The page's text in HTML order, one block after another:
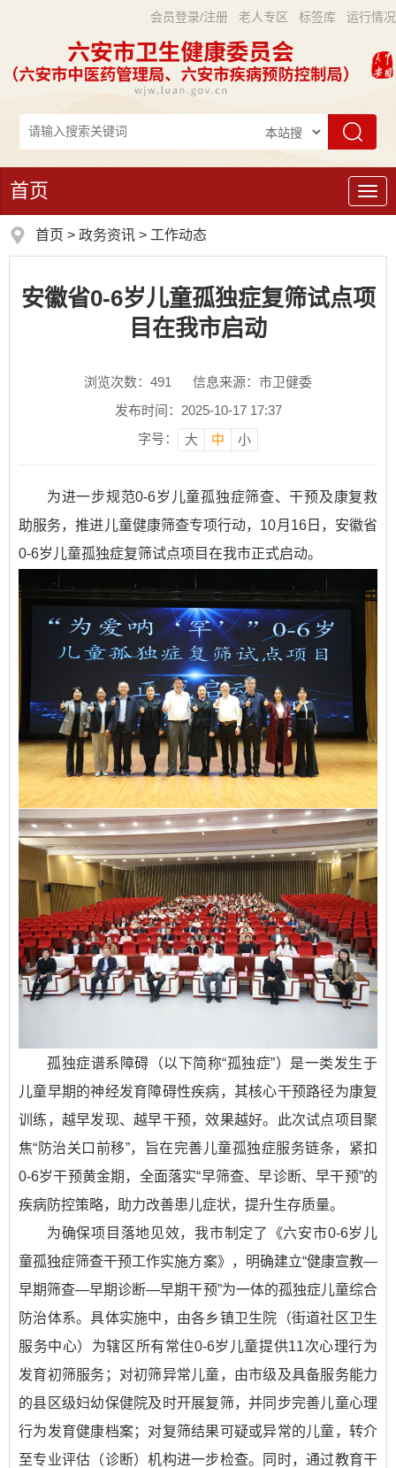
会员登录/注册 老人专区 标签库 运行情况
导
首页
首页 > 政务资讯 > 工作动态
安徽省0-6岁儿童孤独症复筛试点项
目在我市启动
浏览次数： 491
信息来源：市卫健委
发布时间：2025-10-17 17:37
字号：
大 中 小
为进一步规范0-6岁儿童孤独症筛查、干预及康复救
助服务，推进儿童健康筛查专项行动，10月16日，安徽省
0-6岁儿童孤独症复筛试点项目在我市正式启动。
孤独症谱系障碍（以下简称“孤独症”）是一类发生于
儿童早期的神经发育障碍性疾病，其核心干预路径为康复
训练，越早发现、越早干预，效果越好。此次试点项目聚
焦“防治关口前移”，旨在完善儿童孤独症服务链条，紧扣
0-6岁干预黄金期，全面落实“早筛查、早诊断、早干预”的
疾病防控策略，助力改善患儿症状，提升生存质量。
为确保项目落地见效，我市制定了《六安市0-6岁儿
童孤独症筛查干预工作实施方案》，明确建立“健康宣教—
早期筛查—早期诊断—早期干预”为一体的孤独症儿童综合
防治体系。具体实施中，由各乡镇卫生院（街道社区卫生
服务中心）为辖区所有常住0-6岁儿童提供11次心理行为
发育初筛服务；对初筛异常儿童，由市级及具备服务能力
的县区级妇幼保健院及时开展复筛，并同步完善儿童心理
行为发育健康档案；对复筛结果可疑或异常的儿童，转介
至专业评估（诊断）机构进一步检查。同时，通过教育干